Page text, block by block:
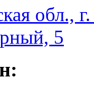
обл.,
5